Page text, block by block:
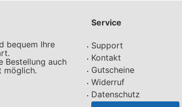
bequem Ihre
Bestellung auch
möglich.
Service
Support
Kontakt
Gutscheine
Widerruf
Datenschutz